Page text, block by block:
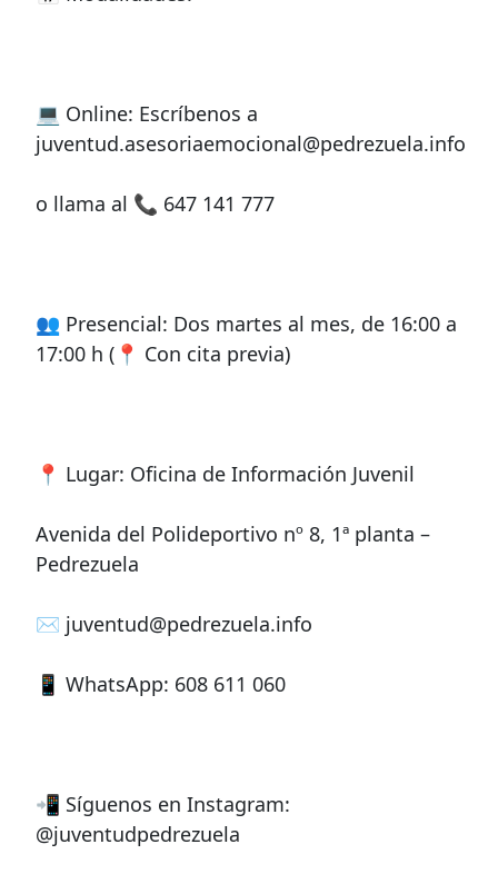
💻 Online: Escríbenos a
juventud.asesoriaemocional@pedrezuela.info
o llama al 📞 647 141 777
👥 Presencial: Dos martes al mes, de 16:00 a
17:00 h (📍 Con cita previa)
📍 Lugar: Oficina de Información Juvenil
Avenida del Polideportivo nº 8, 1ª planta –
Pedrezuela
✉️ juventud@pedrezuela.info
📱 WhatsApp: 608 611 060
📲 Síguenos en Instagram:
@juventudpedrezuela